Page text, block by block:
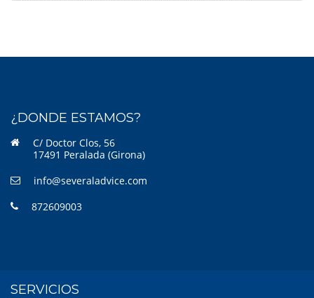
¿DONDE ESTAMOS?
C/ Doctor Clos, 56
17491 Peralada (Girona)
info@severaladvice.com
872609003
SERVICIOS